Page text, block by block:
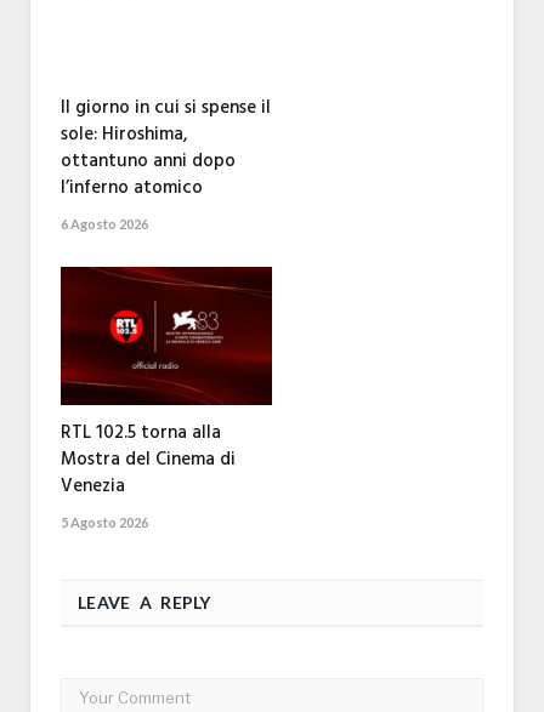
Il giorno in cui si spense il
sole: Hiroshima,
ottantuno anni dopo
l’inferno atomico
6 Agosto 2026
RTL 102.5 torna alla
Mostra del Cinema di
Venezia
5 Agosto 2026
LEAVE A REPLY